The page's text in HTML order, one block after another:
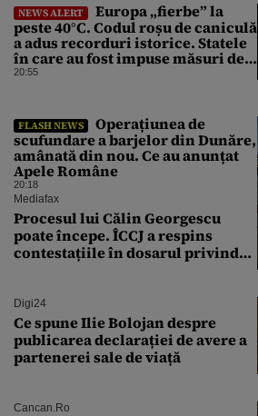
NEWS ALERT
Europa „fierbe” la
peste 40°C. Codul roșu de caniculă
a adus recorduri istorice. Statele
în care au fost impuse măsuri de
urgență
20:55
FLASH NEWS
Operațiunea de
scufundare a barjelor din Dunăre,
amânată din nou. Ce au anunțat
Apele Române
20:18
Mediafax
Procesul lui Călin Georgescu
poate începe. ÎCCJ a respins
contestațiile în dosarul privind
Digi24
Ce spune Ilie Bolojan despre
publicarea declarației de avere a
partenerei sale de viață
Cancan.ro